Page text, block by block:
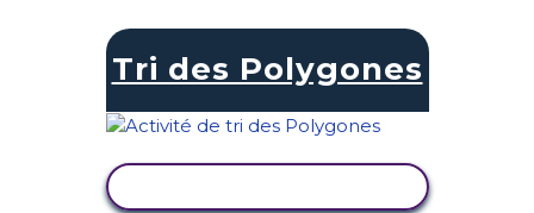
Tri des Polygones